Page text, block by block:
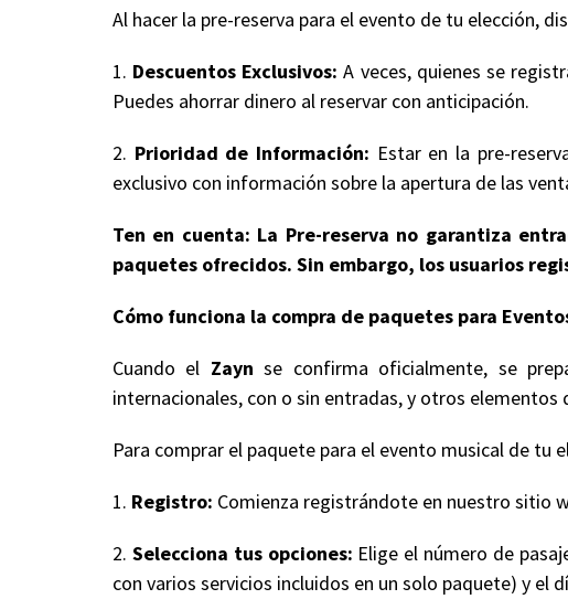
Al hacer la pre-reserva para el evento de tu elección,
1. Descuentos Exclusivos: A veces, quienes se
Puedes ahorrar dinero al reservar con anticipación.
2. Prioridad de Información: Estar en la pre-
exclusivo con información sobre la apertura de las
Ten en cuenta: La Pre-reserva no garantiza
paquetes ofrecidos. Sin embargo, los usuarios
Cómo funciona la compra de paquetes para
Cuando el Zayn se confirma oficialmente, se
internacionales, con o sin entradas, y otros
Para comprar el paquete para el evento musical de tu
1. Registro: Comienza registrándote en nuestro sitio
2. Selecciona tus opciones: Elige el número de
con varios servicios incluidos en un solo paquete) y el